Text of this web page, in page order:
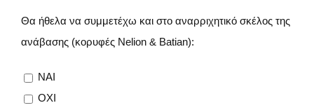
Θα ήθελα να συμμετέχω και στο αναρριχητικό σκέλος της
ανάβασης (κορυφές Nelion & Batian):
NAI
ΟΧΙ